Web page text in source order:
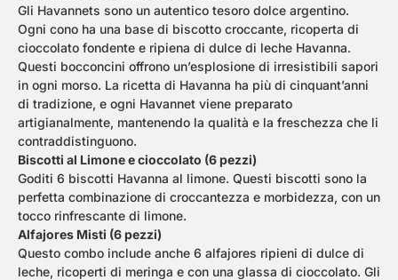
Gli Havannets sono un autentico tesoro dolce argentino.
Ogni cono ha una base di biscotto croccante, ricoperta di
cioccolato fondente e ripiena di dulce di leche Havanna.
Questi bocconcini offrono un’esplosione di irresistibili sapori
in ogni morso. La ricetta di Havanna ha più di cinquant’anni
di tradizione, e ogni Havannet viene preparato
artigianalmente, mantenendo la qualità e la freschezza che li
contraddistinguono.
Biscotti al Limone e cioccolato (6 pezzi)
Goditi 6 biscotti Havanna al limone. Questi biscotti sono la
perfetta combinazione di croccantezza e morbidezza, con un
tocco rinfrescante di limone.
Alfajores Misti (6 pezzi)
Questo combo include anche 6 alfajores ripieni di dulce di
leche, ricoperti di meringa e con una glassa di cioccolato. Gli